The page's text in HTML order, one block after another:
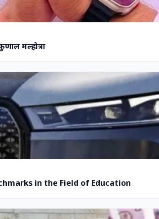
मल्होत्रा
in the Field of Education